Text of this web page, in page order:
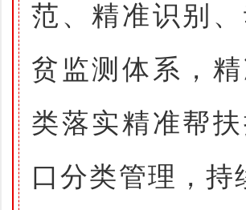
范、精准识别
贫监测体系，
类落实精准帮
口分类管理，持